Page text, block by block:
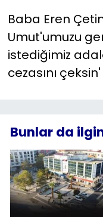
Baba Eren
Umut'umuzu
istediğimiz
cezasını
Bunlar da